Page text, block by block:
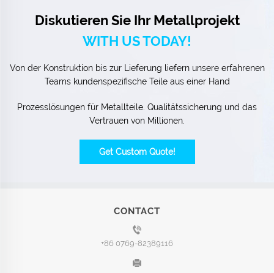
Diskutieren Sie Ihr Metallprojekt
WITH US TODAY!
Von der Konstruktion bis zur Lieferung liefern unsere erfahrenen
Teams kundenspezifische Teile aus einer Hand
Prozesslösungen für Metallteile. Qualitätssicherung und das
Vertrauen von Millionen.
Get Custom Quote!
CONTACT
+86 0769-82389116